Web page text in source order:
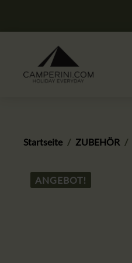
Startseite ZUBEHÖR
ANGEBOT!